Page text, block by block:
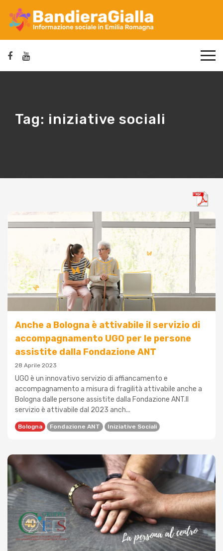
Tag: iniziative sociali
Anche a Bologna è attivabile il servizio di
accompagnamento UGO per le persone
assistite dalla Fondazione ANT
28 Aprile 2023
UGO è un innovativo servizio di affiancamento e
accompagnamento a misura di fragilità attivabile anche a
Bologna dalle persone assistite dalla Fondazione ANT.Il
servizio è attivabile dal 2023 anch...
Bologna Fondazione ANT Iniziative Sociali